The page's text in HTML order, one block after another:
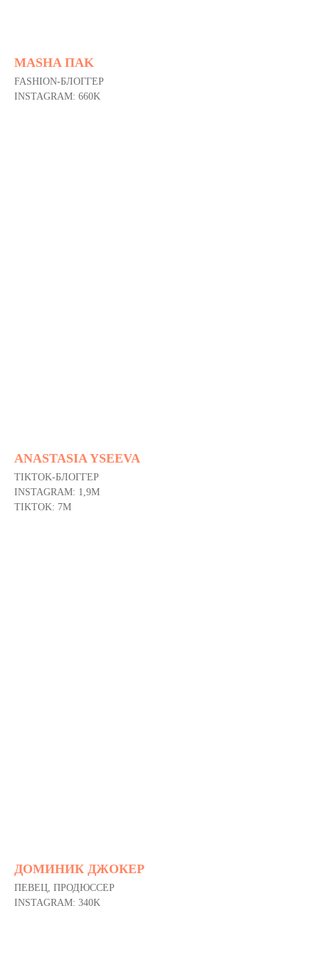
MASHA ПAK
FASHION-БЛОГГЕР
INSTAGRAM: 660K
ANASTASIA YSEEVA
TIKTOK-БЛОГГЕР
INSTAGRAM: 1,9M
TIKTOK: 7M
ДОМИНИК ДЖОКЕР
ПЕВЕЦ, ПРОДЮССЕР
INSTAGRAM: 340K